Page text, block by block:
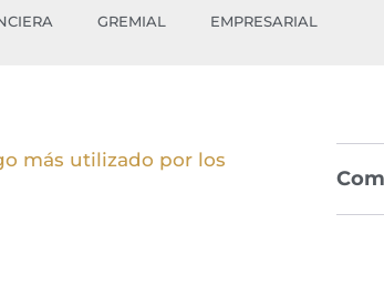
GREMIAL EMPRESARIAL
más utilizado por los